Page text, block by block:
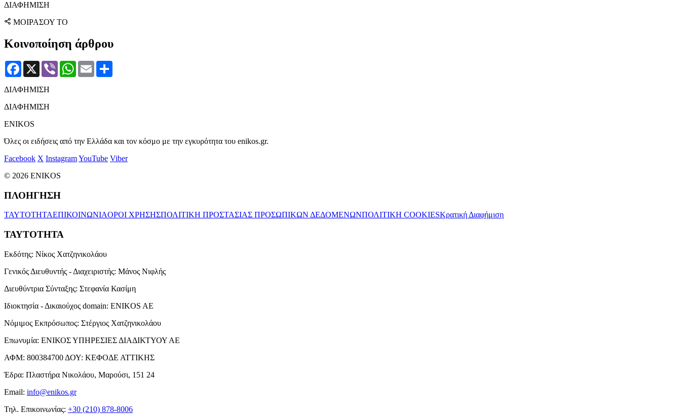
ΔΙΑΦΗΜΙΣΗ
ΜΟΙΡΑΣΟΥ ΤΟ
Κοινοποίηση άρθρου
Facebook
X Viber WhatsApp
Email
ΔΙΑΦΗΜΙΣΗ
ΔΙΑΦΗΜΙΣΗ
ENIKOS
Όλες οι ειδήσεις από την Ελλάδα και τον κόσμο με την εγκυρότητα του enikos.gr.
Facebook X InstagramYouTube Viber
© 2026 ENIKOS
ΠΛΟΗΓΗΣΗ
ΤΑΥΤΟΤΗΤΑΕΠΙΚΟΙΝΩΝΙΑΟΡΟΙ ΧΡΗΣΗΣΠΟΛΙΤΙΚΗ ΠΡΟΣΤΑΣΙΑΣ ΠΡΟΣΩΠΙΚΩΝ ΔΕΔΟΜΕΝΩΝΠΟΛΙΤΙΚΗ COOKIESΚρατική Διαφήμιση
ΤΑΥΤΟΤΗΤΑ
Εκδότης: Νίκος Χατζηνικολάου
Γενικός Διευθυντής - Διαχειριστής: Μάνος Νιφλής
Διευθύντρια Σύνταξης: Στεφανία Κασίμη
Ιδιοκτησία - Δικαιούχος domain: ENIKOS AE
Νόμιμος Εκπρόσωπος: Στέργιος Χατζηνικολάου
Επωνυμία: ΕΝΙΚΟΣ ΥΠΗΡΕΣΙΕΣ ΔΙΑΔΙΚΤΥΟΥ ΑΕ
ΑΦΜ: 800384700 ΔΟΥ: ΚΕΦΟΔΕ ΑΤΤΙΚΗΣ
Έδρα: Πλαστήρα Νικολάου, Μαρούσι, 151 24
Email: info@enikos.gr
Τηλ. Επικοινωνίας: +30 (210) 878-8006